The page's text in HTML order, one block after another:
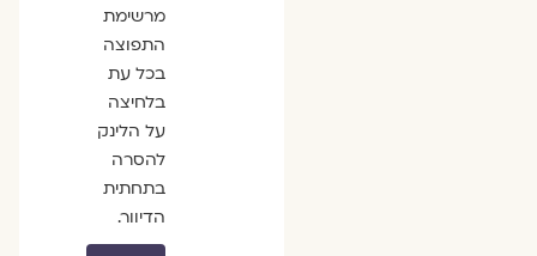
מרשימת
התפוצה
בכל עת
בלחיצה
על הלינק
להסרה
בתחתית
הדיוור.